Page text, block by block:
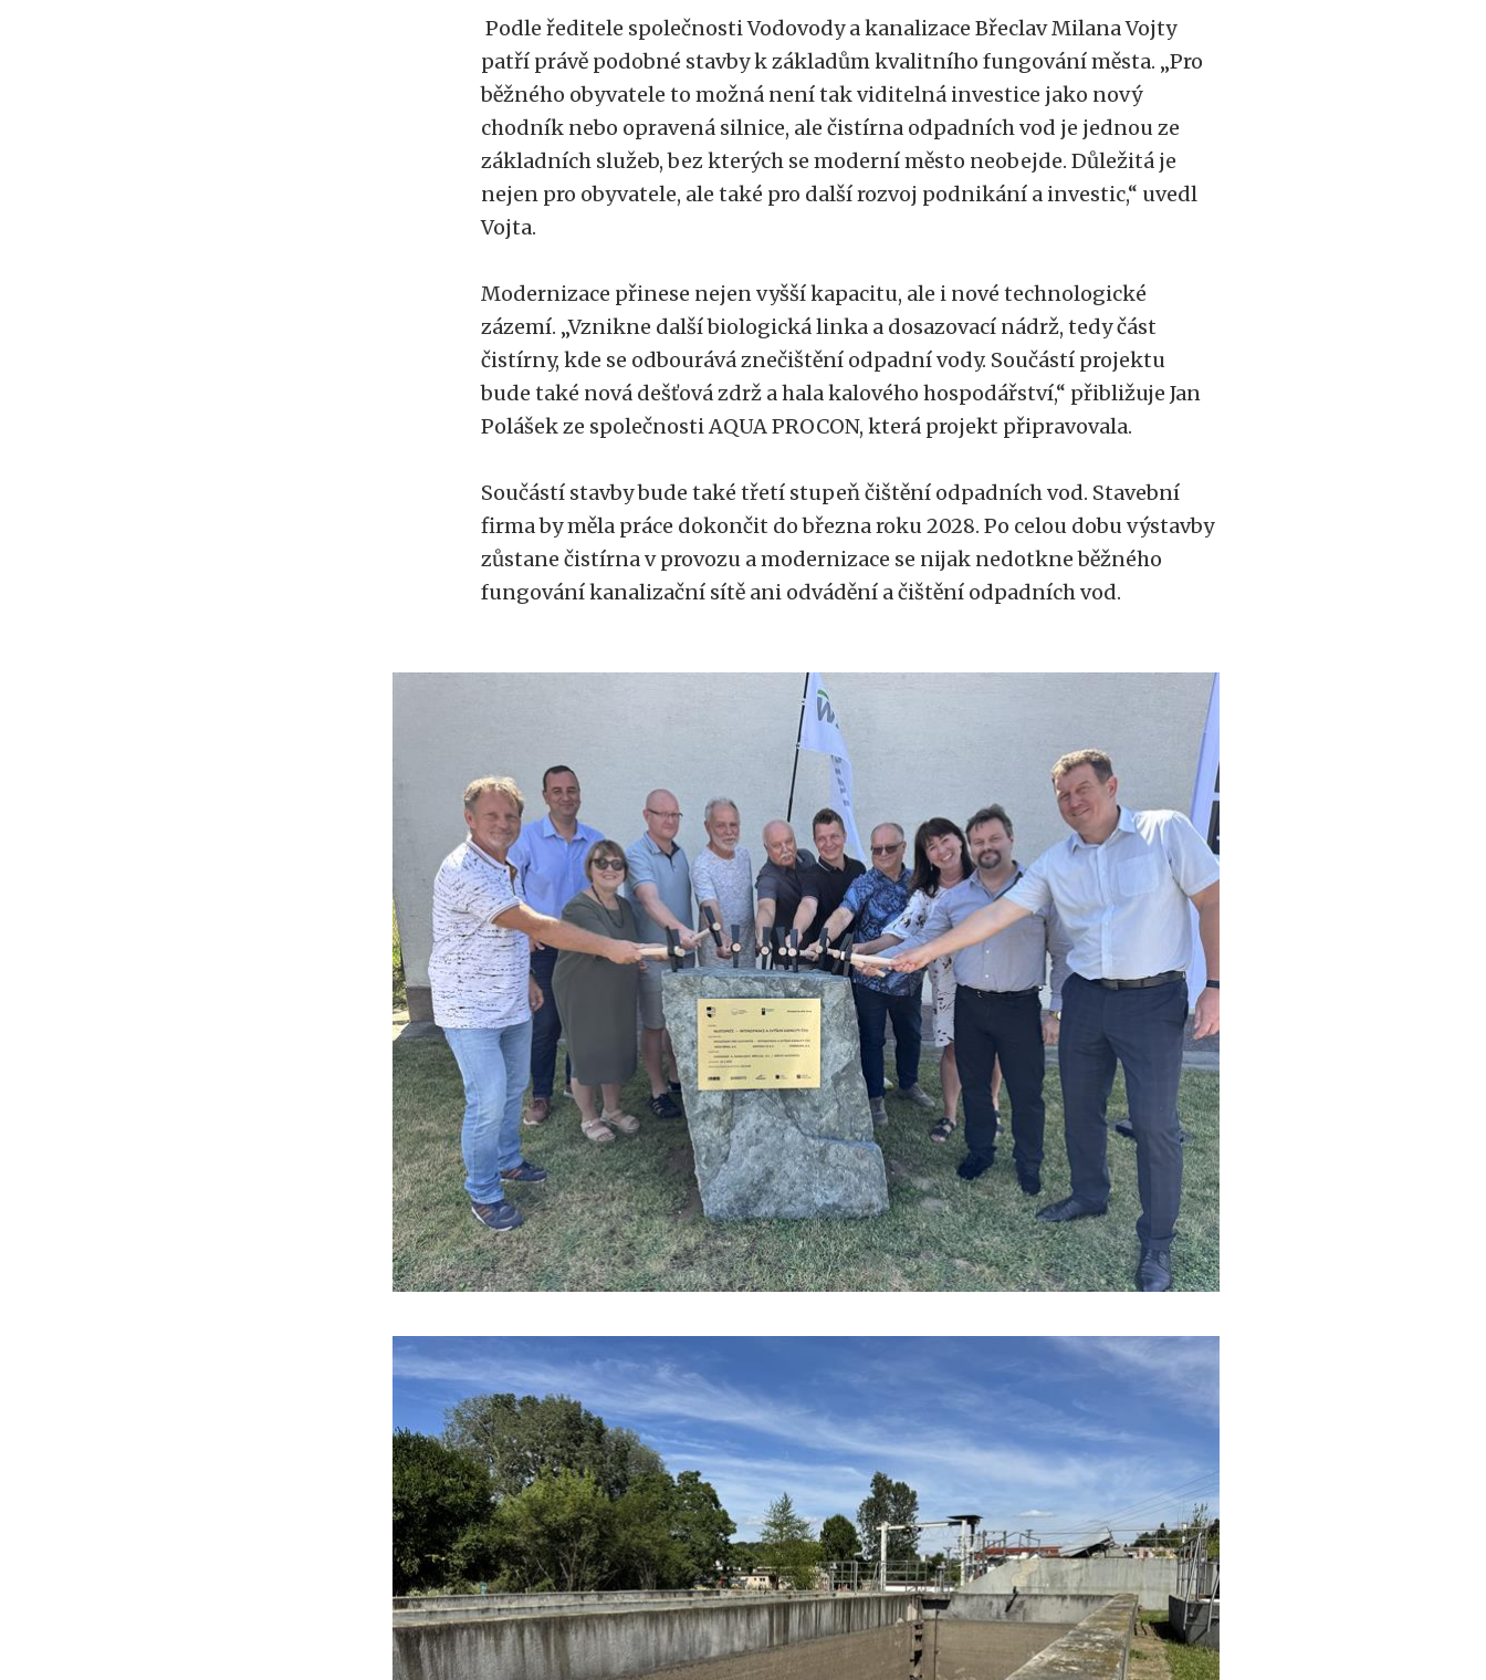
Podle ředitele společnosti Vodovody a kanalizace Břeclav Milana Vojty
patří právě podobné stavby k základům kvalitního fungování města. „Pro
běžného obyvatele to možná není tak viditelná investice jako nový
chodník nebo opravená silnice, ale čistírna odpadních vod je jednou ze
základních služeb, bez kterých se moderní město neobejde. Důležitá je
nejen pro obyvatele, ale také pro další rozvoj podnikání a investic,“ uvedl
Vojta.
Modernizace přinese nejen vyšší kapacitu, ale i nové technologické
zázemí. „Vznikne další biologická linka a dosazovací nádrž, tedy část
čistírny, kde se odbourává znečištění odpadní vody. Součástí projektu
bude také nová dešťová zdrž a hala kalového hospodářství,“ přibližuje Jan
Polášek ze společnosti AQUA PROCON, která projekt připravovala.
Součástí stavby bude také třetí stupeň čištění odpadních vod. Stavební
firma by měla práce dokončit do března roku 2028. Po celou dobu výstavby
zůstane čistírna v provozu a modernizace se nijak nedotkne běžného
fungování kanalizační sítě ani odvádění a čištění odpadních vod.